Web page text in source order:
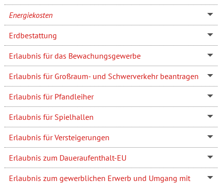
Energiekosten
Erdbestattung
Erlaubnis für das Bewachungsgewerbe
Erlaubnis für Großraum- und Schwerverkehr beantragen
Erlaubnis für Pfandleiher
Erlaubnis für Spielhallen
Erlaubnis für Versteigerungen
Erlaubnis zum Daueraufenthalt-EU
Erlaubnis zum gewerblichen Erwerb und Umgang mit